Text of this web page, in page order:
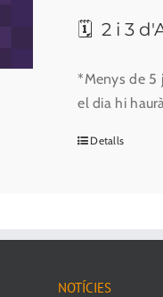
🗓 2 i 3
*Menys de 5
el dia hi
Detalls
NOTÍCIES